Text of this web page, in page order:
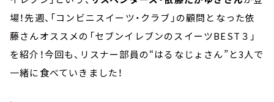
場！先週、「コンビニスイーツ・クラブ」の顧問となった依
藤さんオススメの「セブンイレブンのスイーツBEST３」
を紹介！今回も、リスナー部員の“はるなじょさん”と3人で
一緒に食べていきました！